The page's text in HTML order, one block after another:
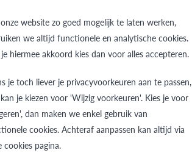
website zo goed mogelijk te laten werken,
we altijd functionele en analytische cookies.
hiermee akkoord kies dan voor alles accepteren.
je toch liever je privacyvoorkeuren aan te passen,
je kiezen voor 'Wijzig voorkeuren'. Kies je voor
dan maken we enkel gebruik van
cookies. Achteraf aanpassen kan altijd via
cookies pagina.